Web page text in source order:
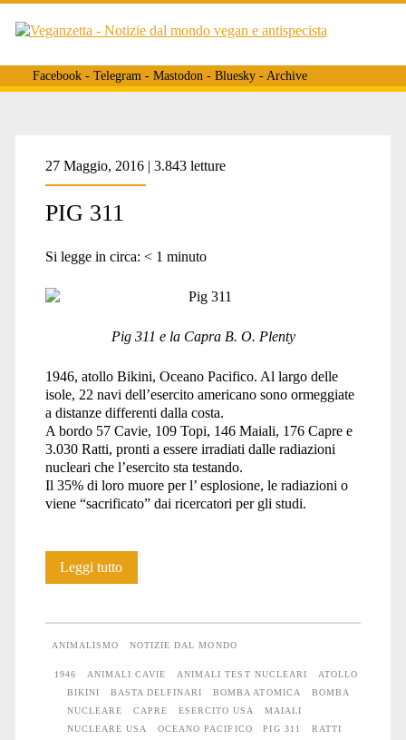
Facebook- Telegram- Mastodon- Bluesky- Archive
Tag:
<span>test
atomici
usa</span>
27 Maggio, 2016 | 3.843 letture
PIG 311
Si legge in circa: < 1 minuto
Pig 311 e la Capra B. O. Plenty
1946, atollo Bikini, Oceano Pacifico. Al largo delle
isole, 22 navi dell’esercito americano sono ormeggiate
a distanze differenti dalla costa.
A bordo 57 Cavie, 109 Topi, 146 Maiali, 176 Capre e
3.030 Ratti, pronti a essere irradiati dalle radiazioni
nucleari che l’esercito sta testando.
Il 35% di loro muore per l’ esplosione, le radiazioni o
viene “sacrificato” dai ricercatori per gli studi.
Leggi tuttoPIG
ANIMALISMO NOTIZIE DAL MONDO
1946 ANIMALI CAVIE ANIMALI TEST NUCLEARI
ATOLLO
BIKINI
BASTA DELFINARI BOMBA ATOMICA
BOMBA
NUCLEARE
CAPRE ESERCITO USA
MAIALI
NUCLEARE USA
OCEANO PACIFICO PIG 311
RATTI